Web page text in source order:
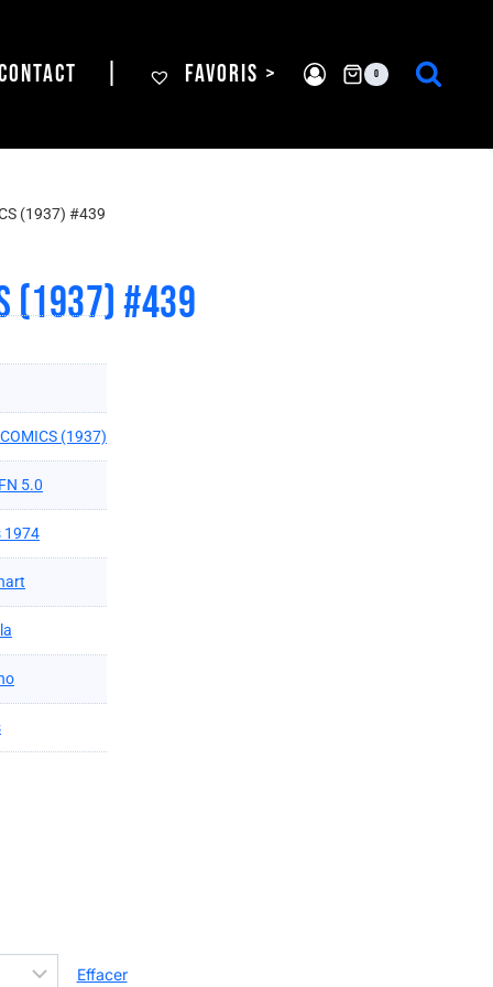
FAVORIS > 0
(1937) #439
(1937) #439
(1937)
5.0
1974
Effacer